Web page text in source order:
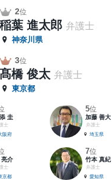
2位
稲葉 進太郎 弁護士
神奈川県
3位
髙橋 俊太 弁護士
東京都
圭
士
阪府
5位
加藤 善大
弁護士
埼玉県
亮介
士
京都
7位
竹本 真紀
弁護士
愛知県